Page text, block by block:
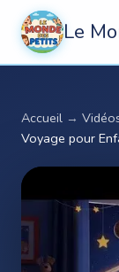
Le
Accueil →
Voyage pour